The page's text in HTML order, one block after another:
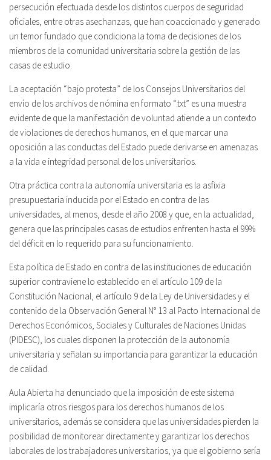
persecución efectuada desde los distintos cuerpos de seguridad
oficiales, entre otras asechanzas, que han coaccionado y generado
un temor fundado que condiciona la toma de decisiones de los
miembros de la comunidad universitaria sobre la gestión de las
casas de estudio.
La aceptación “bajo protesta” de los Consejos Universitarios del
envío de los archivos de nómina en formato “.txt” es una muestra
evidente de que la manifestación de voluntad atiende a un contexto
de violaciones de derechos humanos, en el que marcar una
oposición a las conductas del Estado puede derivarse en amenazas
a la vida e integridad personal de los universitarios.
Otra práctica contra la autonomía universitaria es la asfixia
presupuestaria inducida por el Estado en contra de las
universidades, al menos, desde el año 2008 y que, en la actualidad,
genera que las principales casas de estudios enfrenten hasta el 99%
del déficit en lo requerido para su funcionamiento.
Esta política de Estado en contra de las instituciones de educación
superior contraviene lo establecido en el artículo 109 de la
Constitución Nacional, el artículo 9 de la Ley de Universidades y el
contenido de la Observación General N° 13 al Pacto Internacional de
Derechos Económicos, Sociales y Culturales de Naciones Unidas
(PIDESC), los cuales disponen la protección de la autonomía
universitaria y señalan su importancia para garantizar la educación
de calidad.
Aula Abierta ha denunciado que la imposición de este sistema
implicaría otros riesgos para los derechos humanos de los
universitarios, además se considera que las universidades pierden la
posibilidad de monitorear directamente y garantizar los derechos
laborales de los trabajadores universitarios, ya que el gobierno sería